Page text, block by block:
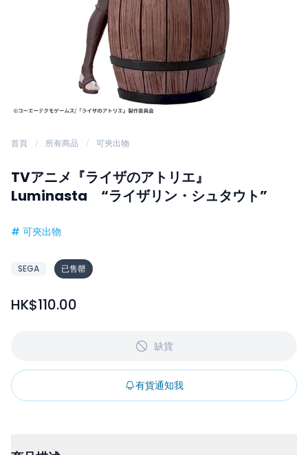
首頁 所有商品 可夾出物
TVアニメ『ライザのアトリエ』
Luminasta “ライザリン・シュタウト”
# 可夾出物
SEGA 已售罄
HK$110.00
缺貨
有貨通知我